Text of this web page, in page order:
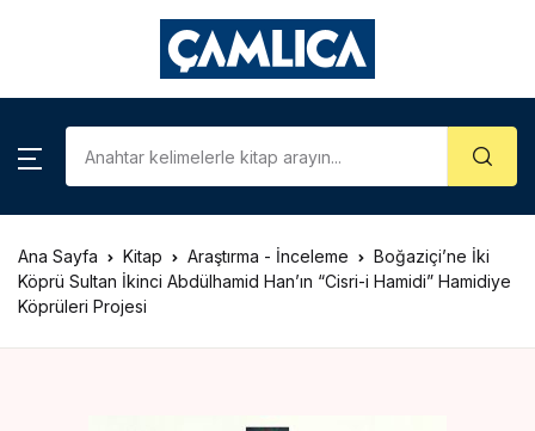
Kategoriler
KATEGORİLER
Araştırma – İnceleme
Çizgi Roman
Account
Password *
Ana Sayfa Kitap Araştırma - İnceleme
Boğaziçi’ne İki
Köprü Sultan İkinci Abdülhamid Han’ın “Cisri-i Hamidi” Hamidiye
Köprüleri Projesi